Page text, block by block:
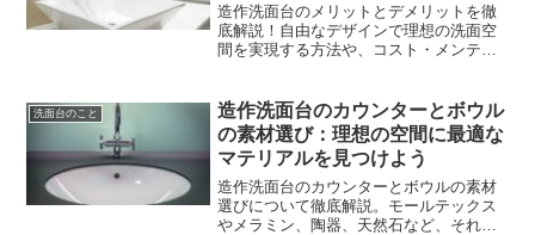
造作洗面台のメリットとデメリットを徹
底解説！自由なデザインで理想の洗面空
間を実現する方法や、コスト・メンテナ
洗面台のこと
造作洗面台のカウンターとボウル
の素材選び：理想の空間に最適な
マテリアルを見つけよう
造作洗面台のカウンターとボウルの素材
選びについて徹底解説。モールテックス
やメラミン、陶器、天然石など、それぞ